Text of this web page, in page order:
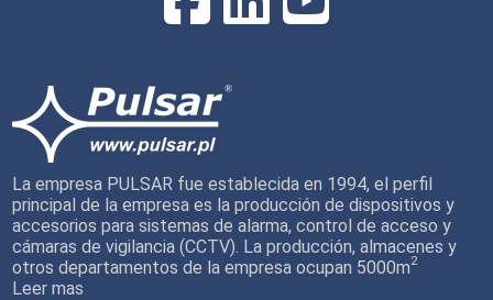
La empresa PULSAR fue establecida en 1994, el perfil
principal de la empresa es la producción de dispositivos y
accesorios para sistemas de alarma, control de acceso y
cámaras de vigilancia (CCTV). La producción, almacenes y
otros departamentos de la empresa ocupan 5000m2
Leer mas